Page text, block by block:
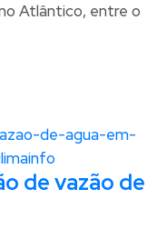
Atlântico, entre o
de vazão de